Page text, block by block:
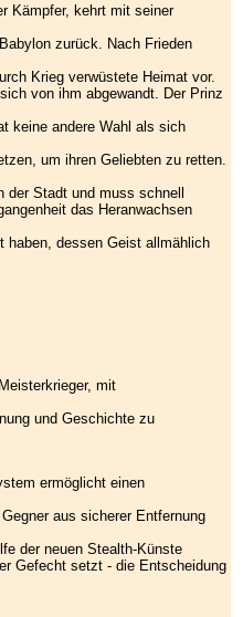
Kämpfer, kehrt mit seiner
zurück. Nach Frieden
Krieg verwüstete Heimat vor.
von ihm abgewandt. Der Prinz
keine andere Wahl als sich
um ihren Geliebten zu retten.
Stadt und muss schnell
das Heranwachsen
haben, dessen Geist allmählich
mit
und Geschichte zu
ermöglicht einen
aus sicherer Entfernung
der neuen Stealth-Künste
Gefecht setzt - die Entscheidung